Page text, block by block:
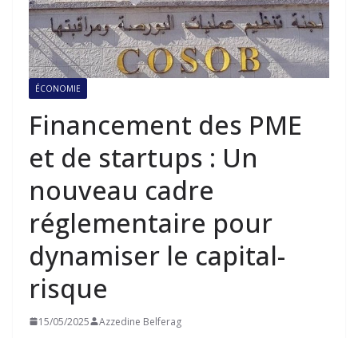
ÉCONOMIE
Financement des PME
et de startups : Un
nouveau cadre
réglementaire pour
dynamiser le capital-
risque
15/05/2025 Azzedine Belferag